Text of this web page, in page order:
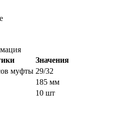
Значения
муфты 29/32
185 мм
10 шт